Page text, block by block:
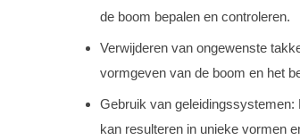
de boom bepalen en controleren.
Verwijderen van ongewenste
vormgeven van de boom en het
Gebruik van
kan resulteren in unieke vormen